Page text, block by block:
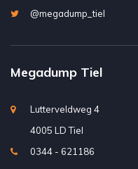
@megadump_tiel
Megadump Tiel
Lutterveldweg 4
4005 LD Tiel
0344 - 621186